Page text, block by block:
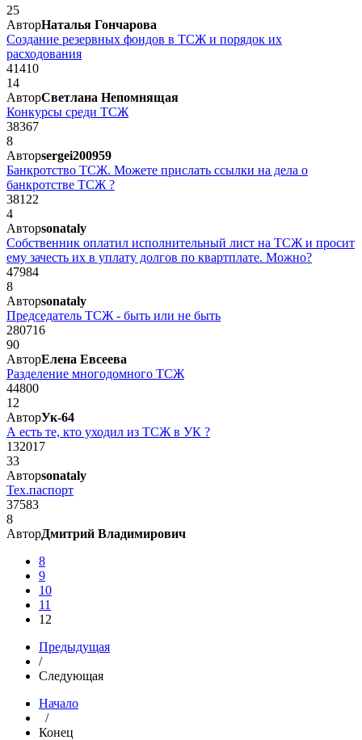
25
АвторНаталья Гончарова
Создание резервных фондов в ТСЖ и порядок их
расходования
41410
14
АвторСветлана Непомнящая
Конкурсы среди ТСЖ
38367
8
Авторsergei200959
Банкротство ТСЖ. Можете прислать ссылки на дела о
банкротстве ТСЖ ?
38122
4
Авторsonataly
Собственник оплатил исполнительный лист на ТСЖ и просит
ему зачесть их в уплату долгов по квартплате. Можно?
47984
8
Авторsonataly
Председатель ТСЖ - быть или не быть
280716
90
АвторЕлена Евсеева
Разделение многодомного ТСЖ
44800
12
АвторУк-64
А есть те, кто уходил из ТСЖ в УК ?
132017
33
Авторsonataly
Тех.паспорт
37583
8
АвторДмитрий Владимирович
8
9
10
11
12
Предыдущая
/
Следующая
Начало
/
Конец